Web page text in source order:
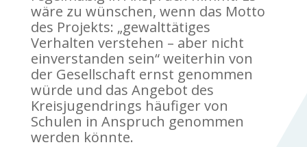
wäre zu wünschen, wenn das Motto
des Projekts: „gewalttätiges
Verhalten verstehen – aber nicht
einverstanden sein“ weiterhin von
der Gesellschaft ernst genommen
würde und das Angebot des
Kreisjugendrings häufiger von
Schulen in Anspruch genommen
werden könnte.